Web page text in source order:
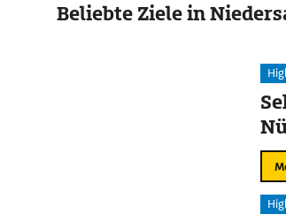
Beliebte Ziele in